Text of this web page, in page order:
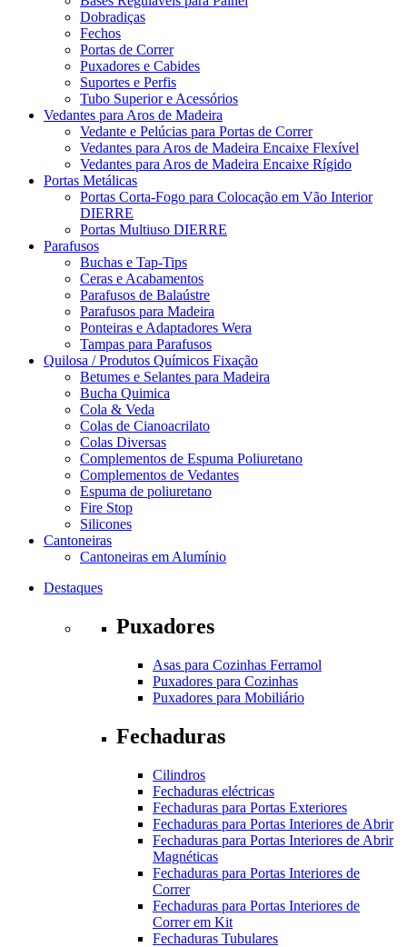
Dobradiças
Fechos
Portas de Correr
Puxadores e Cabides
Suportes e Perfis
Tubo Superior e Acessórios
Vedantes para Aros de Madeira
Vedante e Pelúcias para Portas de Correr
Vedantes para Aros de Madeira Encaixe Flexível
Vedantes para Aros de Madeira Encaixe Rígido
Portas Metálicas
Portas Corta-Fogo para Colocação em Vão Interior
DIERRE
Portas Multiuso DIERRE
Parafusos
Buchas e Tap-Tips
Ceras e Acabamentos
Parafusos de Balaústre
Parafusos para Madeira
Ponteiras e Adaptadores Wera
Tampas para Parafusos
Quilosa / Produtos Químicos Fixação
Betumes e Selantes para Madeira
Bucha Quimica
Cola & Veda
Colas de Cianoacrilato
Colas Diversas
Complementos de Espuma Poliuretano
Complementos de Vedantes
Espuma de poliuretano
Fire Stop
Silicones
Cantoneiras
Cantoneiras em Alumínio
Destaques
Puxadores
Asas para Cozinhas Ferramol
Puxadores para Cozinhas
Puxadores para Mobiliário
Fechaduras
Cilindros
Fechaduras eléctricas
Fechaduras para Portas Exteriores
Fechaduras para Portas Interiores de Abrir
Fechaduras para Portas Interiores de Abrir
Magnéticas
Fechaduras para Portas Interiores de
Correr
Fechaduras para Portas Interiores de
Correr em Kit
Fechaduras Tubulares